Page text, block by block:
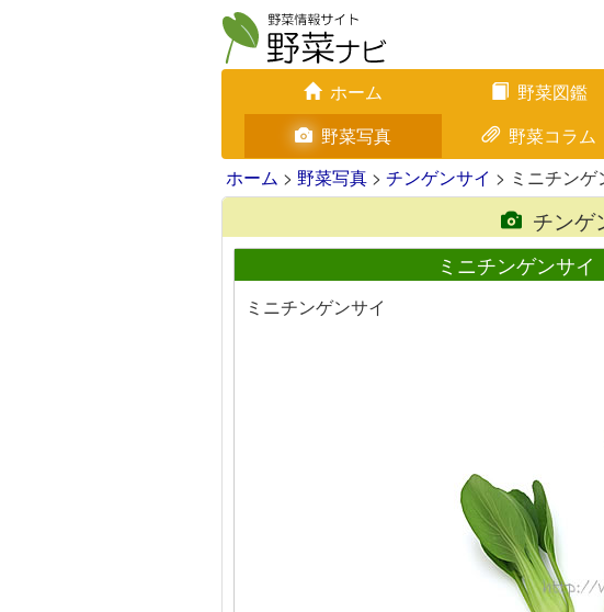
ホーム 野菜図鑑
野菜写真
野菜コラム
ホーム > 野菜写真 > チンゲンサイ > ミニチンゲ
チンゲ
ミニチンゲンサ
ミニチンゲンサイ